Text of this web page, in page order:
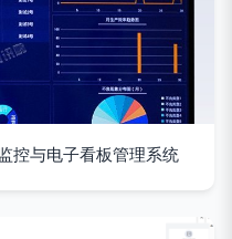
控与电子看板管理系统